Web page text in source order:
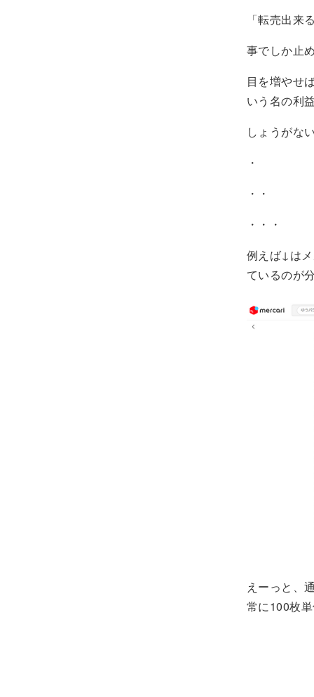
「転売出来
事でしか止
目を増やせ
いう名の利
しょうがな
・
・・
・・・
例えば↓は
ているのが
えーっと、
常に100枚